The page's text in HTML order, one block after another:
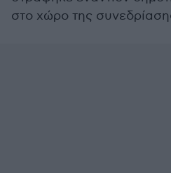
στο χώρο της